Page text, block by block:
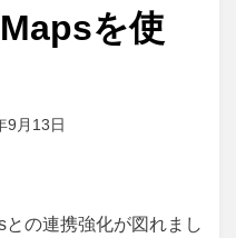
を使
9月13日
の連携強化が図れまし